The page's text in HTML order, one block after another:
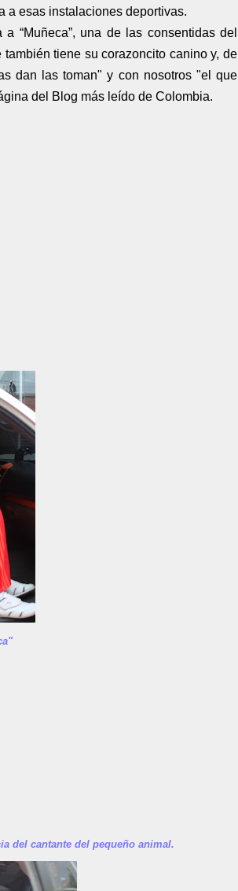
a esas instalaciones deportivas.
“Muñeca”, una de las consentidas del
tiene su corazoncito canino y, de
dan las toman" y con nosotros "el que
del Blog más leído de Colombia.
del cantante del pequeño animal.